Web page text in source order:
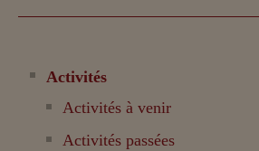
Activités
Activités à venir
Activités passées